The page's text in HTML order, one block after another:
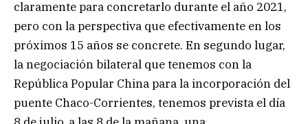
claramente para concretarlo durante el año 2021,
pero con la perspectiva que efectivamente en los
próximos 15 años se concrete. En segundo lugar,
la negociación bilateral que tenemos con la
República Popular China para la incorporación del
puente Chaco-Corrientes, tenemos prevista el día